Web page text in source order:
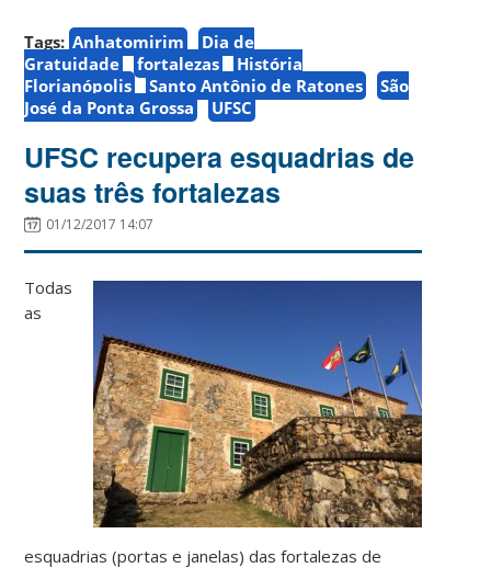
Tags: Anhatomirim
Dia de
Gratuidade
fortalezas
História
Florianópolis
Santo Antônio de Ratones
São
José da Ponta Grossa
UFSC
UFSC recupera esquadrias de
suas três fortalezas
01/12/2017 14:07
Todas
as
esquadrias (portas e janelas) das fortalezas de